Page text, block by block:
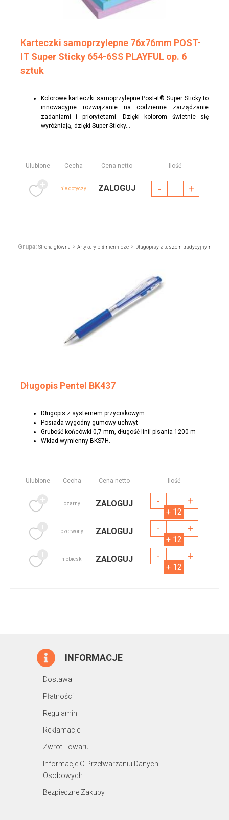
Karteczki samoprzylepne 76x76mm POST-
IT Super Sticky 654-6SS PLAYFUL op. 6
sztuk
Kolorowe karteczki samoprzylepne Post-it® Super Sticky to
innowacyjne rozwiązanie na codzienne zarządzanie
zadaniami i priorytetami. Dzięki kolorom świetnie się
wyróżniają, dzięki Super Sticky...
Ulubione Cecha Cena netto Ilość
nie dotyczy ZALOGUJ - +
Grupa: Strona główna > Artykuły piśmiennicze> Długopisy z tuszem tradycyjnym
Długopis Pentel BK437
Długopis z systemem przyciskowym
Posiada wygodny gumowy uchwyt
Grubość końcówki 0,7 mm, długość linii pisania 1200 m
Wkład wymienny BKS7H.
Ulubione Cecha Cena netto Ilość
czarny ZALOGUJ - +
+ 12
czerwony ZALOGUJ - +
+ 12
niebieski ZALOGUJ - +
+ 12
INFORMACJE
Dostawa
Płatności
Regulamin
Reklamacje
Zwrot Towaru
Informacje O Przetwarzaniu Danych
Osobowych
Bezpieczne Zakupy